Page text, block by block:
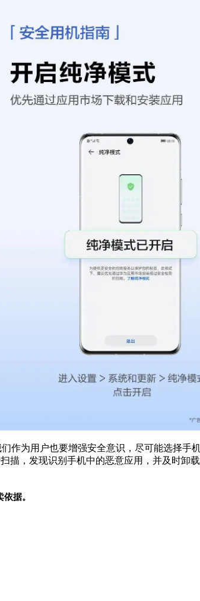
作为用户也要增强安全意识，尽可能选择
描，发现识别手机中的恶意应用，并及时
据。